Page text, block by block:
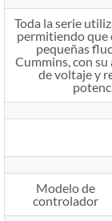
Toda la serie
permitiendo que
pequeñas
Cummins, con
de voltaje y
Modelo de
controlador